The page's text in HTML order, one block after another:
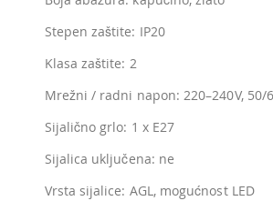
Stepen zaštite: IP20
Klasa zaštite: 2
Mrežni / radni napon: 220–240V, 50/
Sijalično grlo: 1 x E27
Sijalica uključena: ne
Vrsta sijalice: AGL, mogućnost LED